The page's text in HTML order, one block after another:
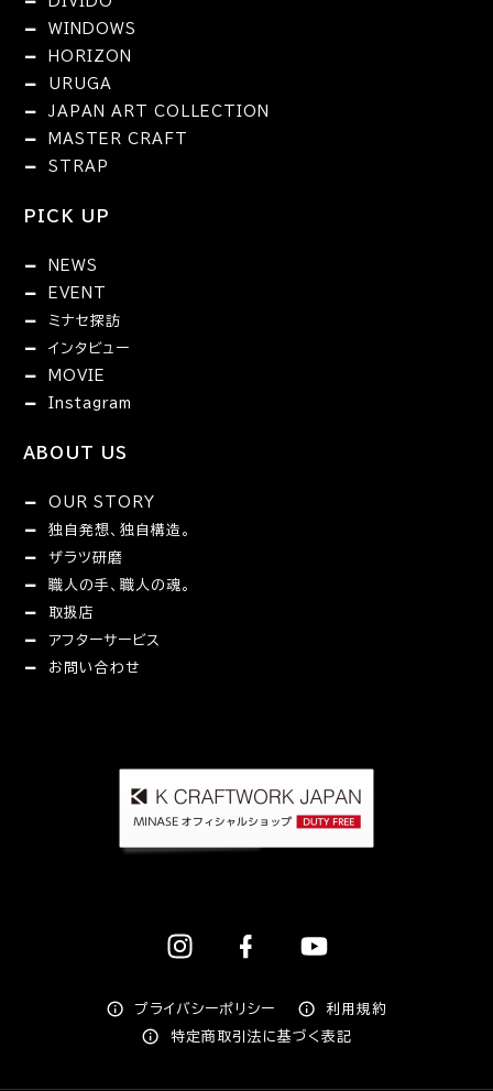
WINDOWS
HORIZON
URUGA
JAPAN ART COLLECTION
MASTER CRAFT
STRAP
PICK UP
NEWS
EVENT
ミナセ探訪
インタビュー
MOVIE
Instagram
ABOUT US
OUR STORY
独自発想、独自構造。
ザラツ研磨
職人の手、職人の魂。
取扱店
アフターサービス
お問い合わせ
プライバシーポリシー
利用規約
特定商取引法に基づく表記